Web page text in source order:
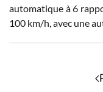
automatique à 6
100 km/h, avec une